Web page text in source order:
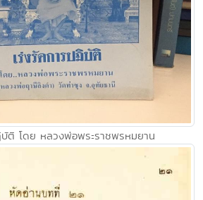
บัติ โดย หลวงพ่อพระราชพรหมยาน